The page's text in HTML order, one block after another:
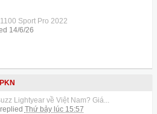
Sport Pro 2022
14/6/26
Lightyear về Việt Nam? Giá...
replied Thứ bảy lúc 15:57